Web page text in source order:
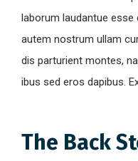
laborum laudantue
autem nostrum ullam
dis parturient montes,
ibus sed eros dapibus.
The Back